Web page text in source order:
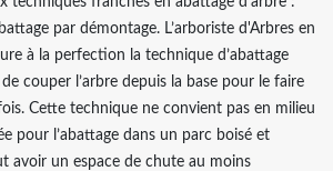
par démontage. L’arboriste d'Arbres en
à la perfection la technique d’abattage
de couper l’arbre depuis la base pour le faire
Cette technique ne convient pas en milieu
pour l’abattage dans un parc boisé et
avoir un espace de chute au moins